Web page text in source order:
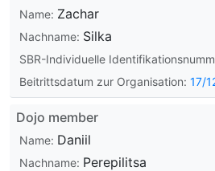
Name: Zachar
Nachname: Silka
SBR-Individuelle
Beitrittsdatum zur Organisation: 17/
Dojo member
Name: Daniil
Nachname: Perepilitsa